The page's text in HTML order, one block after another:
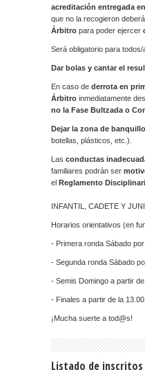
acreditación entregada
que no la recogieron
Árbitro para poder ejercer
Será obligatorio para
Dar bolas y cantar el
En caso de derrota en
Árbitro inmediatamente
no la Fase Bultzada o
Dejar la zona de
botellas, plásticos, etc.).
Las conductas
familiares podrán ser
el Reglamento
INFANTIL, CADETE Y
Horarios orientativos (en
- Primera ronda Sábado
- Segunda ronda Sábado
- Semis Domingo a partir
- Finales a partir de la 13.00
¡Mucha suerte a tod@s!
Listado de inscritos